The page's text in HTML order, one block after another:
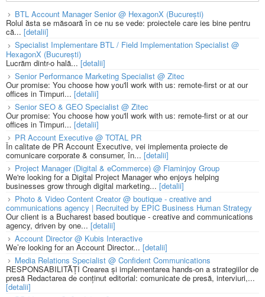
BTL Account Manager Senior @ HexagonX (București)
Rolul ăsta se măsoară în ce nu se vede: proiectele care ies bine pentru
că... [detalii]
Specialist Implementare BTL / Field Implementation Specialist @
HexagonX (București)
Lucrăm dintr-o hală...[detalii]
Senior Performance Marketing Specialist @ Zitec
Our promise: You choose how you'll work with us: remote-first or at our
offices in Timpuri... [detalii]
Senior SEO & GEO Specialist @ Zitec
Our promise: You choose how you'll work with us: remote-first or at our
offices in Timpuri... [detalii]
PR Account Executive @ TOTAL PR
În calitate de PR Account Executive, vei implementa proiecte de
comunicare corporate & consumer, în... [detalii]
Project Manager (Digital & eCommerce) @ Flaminjoy Group
We're looking for a Digital Project Manager who enjoys helping
businesses grow through digital marketing... [detalii]
Photo & Video Content Creator @ boutique - creative and
communications agency | Recruited by EPIC Business Human Strategy
Our client is a Bucharest based boutique - creative and communications
agency, driven by one... [detalii]
Account Director @ Kubis Interactive
We’re looking for an Account Director... [detalii]
Media Relations Specialist @ Confident Communications
RESPONSABILITĂȚI Crearea și implementarea hands-on a strategiilor de
presă Redactarea de conținut editorial: comunicate de presă, interviuri,...
[detalii]